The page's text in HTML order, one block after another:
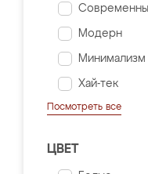
Модерн
Минимализм
Хай-тек
Посмотреть все
ЦВЕТ